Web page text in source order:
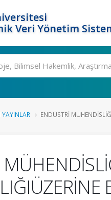
Veri Yönetim
YAYINLAR ENDÜSTRİ